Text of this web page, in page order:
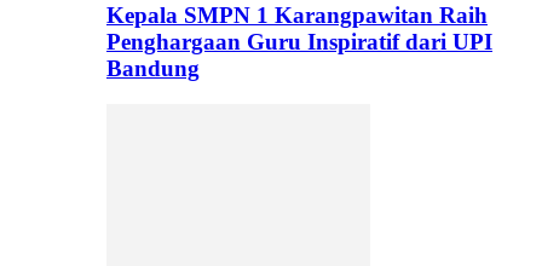
Kepala SMPN 1 Karangpawitan Raih
Penghargaan Guru Inspiratif dari UPI
Bandung